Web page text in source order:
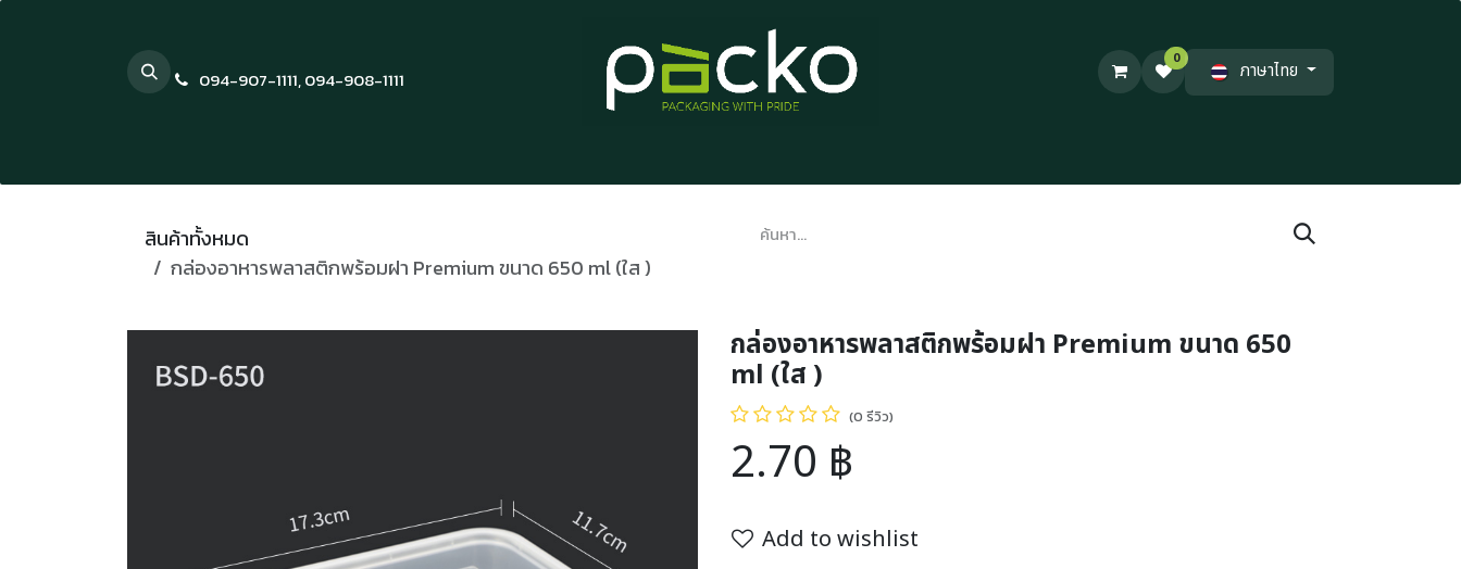
094-907-1111,094-908-1111
0
ภาษาไทย
สินค้าทั้งหมด
กล่องอาหารพลาสติกพร้อมฝา Premium ขนาด 650 ml (ใส )
กล่องอาหารพลาสติกพร้อมฝา Premium ขนาด 650
ml (ใส )
(0 รีวิว)
2.70 ฿
Add to wishlist